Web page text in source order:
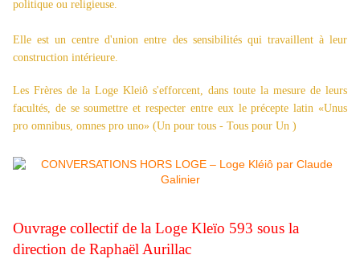
politique ou religieuse.
Elle est un centre d'union entre des sensibilités qui travaillent à leur
construction intérieure.
Les Frères de la Loge Kleiô s'efforcent, dans toute la mesure de leurs
facultés, de se soumettre et respecter entre eux le précepte latin «Unus
pro omnibus, omnes pro uno» (Un pour tous - Tous pour Un )
Ouvrage collectif de la Loge Kleïo 593 sous la
direction de Raphaël Aurillac